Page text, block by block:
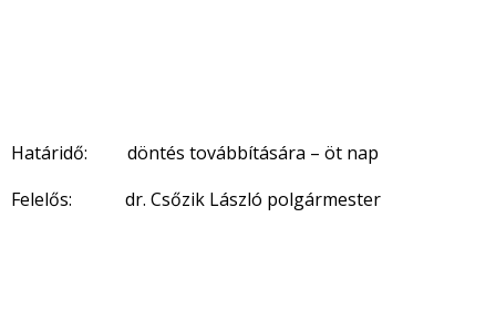
Határidő: döntés továbbítására – öt nap
Felelős: dr. Csőzik László polgármester